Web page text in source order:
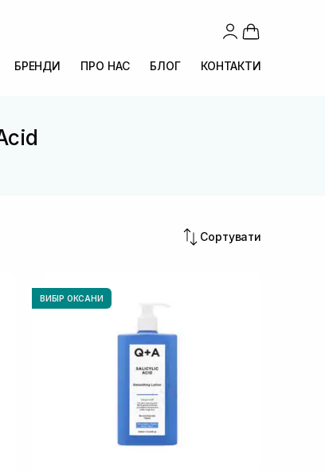
БРЕНДИ ПРО НАС БЛОГ КОНТАКТИ
Сортувати
ВИБІР ОКСАНИ